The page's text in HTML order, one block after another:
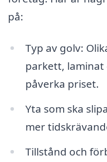
på:
Typ av golv:
parkett, laminat
påverka priset.
Yta som ska
mer
Tillstånd och